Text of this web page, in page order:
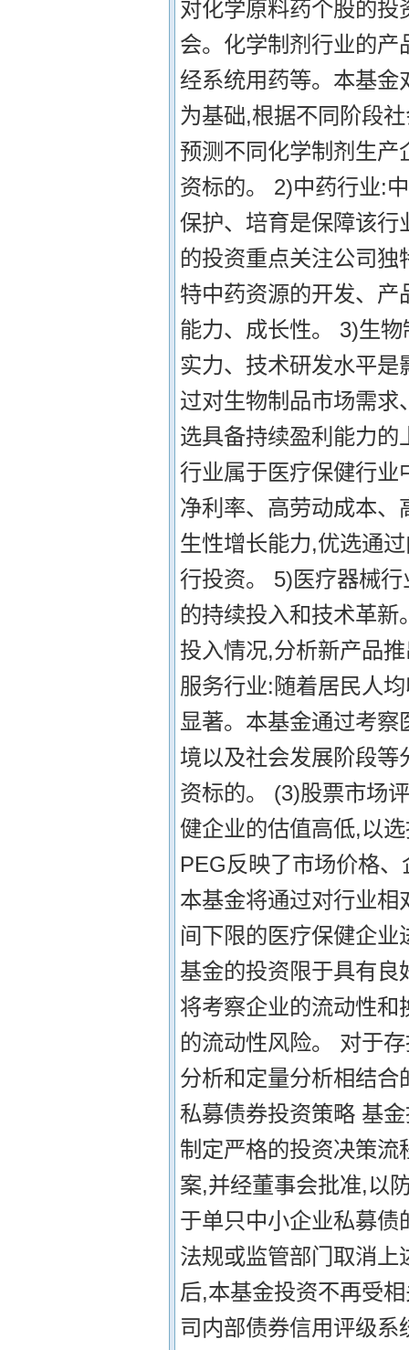
对化学原料药个股的
会。化学制剂行业的
经系统用药等。本基
为基础,根据不同阶段
预测不同化学制剂生
资标的。 2)中药行业:
保护、培育是保障该行
的投资重点关注公司
特中药资源的开发、
能力、成长性。 3)生
实力、技术研发水平
过对生物制品市场需
选具备持续盈利能力
行业属于医疗保健行
净利率、高劳动成本
生性增长能力,优选通
行投资。 5)医疗器械
的持续投入和技术革
投入情况,分析新产品
服务行业:随着居民人
显著。本基金通过考
境以及社会发展阶段
资标的。 (3)股票市场
健企业的估值高低,以
PEG反映了市场价格
本基金将通过对行业
间下限的医疗保健企
基金的投资限于具有
将考察企业的流动性
的流动性风险。 对于
分析和定量分析相结
私募债券投资策略 基
制定严格的投资决策
案,并经董事会批准,以
于单只中小企业私募债
法规或监管部门取消
后,本基金投资不再受
司内部债券信用评级